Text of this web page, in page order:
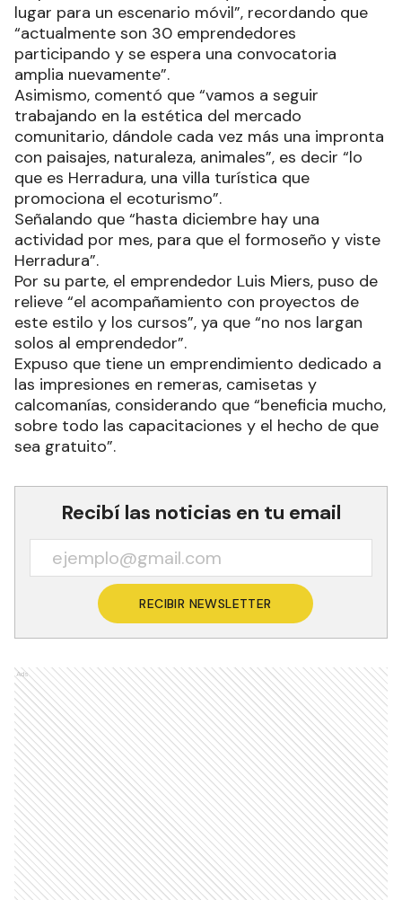
lugar para un escenario móvil”, recordando que
“actualmente son 30 emprendedores
participando y se espera una convocatoria
amplia nuevamente”.
Asimismo, comentó que “vamos a seguir
trabajando en la estética del mercado
comunitario, dándole cada vez más una impronta
con paisajes, naturaleza, animales”, es decir “lo
que es Herradura, una villa turística que
promociona el ecoturismo”.
Señalando que “hasta diciembre hay una
actividad por mes, para que el formoseño y viste
Herradura”.
Por su parte, el emprendedor Luis Miers, puso de
relieve “el acompañamiento con proyectos de
este estilo y los cursos”, ya que “no nos largan
solos al emprendedor”.
Expuso que tiene un emprendimiento dedicado a
las impresiones en remeras, camisetas y
calcomanías, considerando que “beneficia mucho,
sobre todo las capacitaciones y el hecho de que
sea gratuito”.
Recibí las noticias en tu email
RECIBIR NEWSLETTER
Ads